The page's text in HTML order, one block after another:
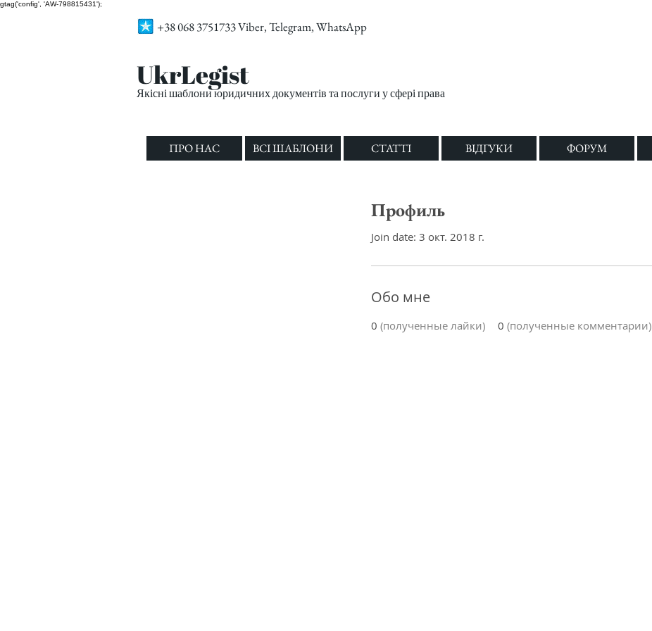
gtag('config', 'AW-798815431');
+38 068 3751733 Viber, Telegram, WhatsApp
UkrLegist
Якісні шаблони юридичних документів та послуги у сфері права
ПРО НАС ВСІ ШАБЛОНИ СТАТТІ ВІДГУКИ ФОРУМ
Профиль
Join date: 3 окт. 2018 г.
Обо мне
0 (полученные лайки) 0 (полученные комментарии)